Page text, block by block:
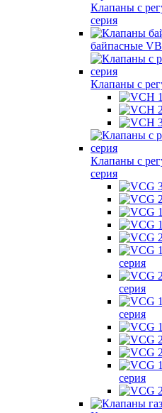
Клапаны с
серия
байпасные
Клапаны с
Клапаны с
серия
серия
серия
серия
серия